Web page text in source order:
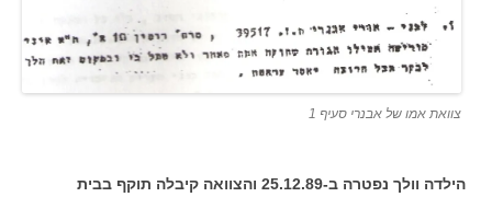
צוואת אמו של אבנרי סעיף 1
הילדה וולך נפטרה ב-25.12.89 והצוואה קיבלה תוקף בבית